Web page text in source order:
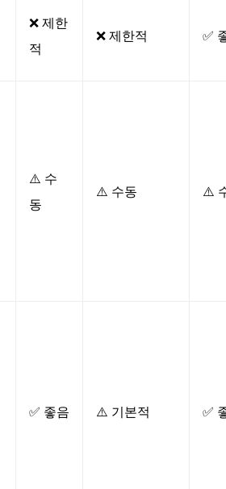
❌ 제한
적
❌ 제한적 ✅
⚠️ 수
동
⚠️ 수동 ⚠️
✅ 좋음 ⚠️ 기본적 ✅